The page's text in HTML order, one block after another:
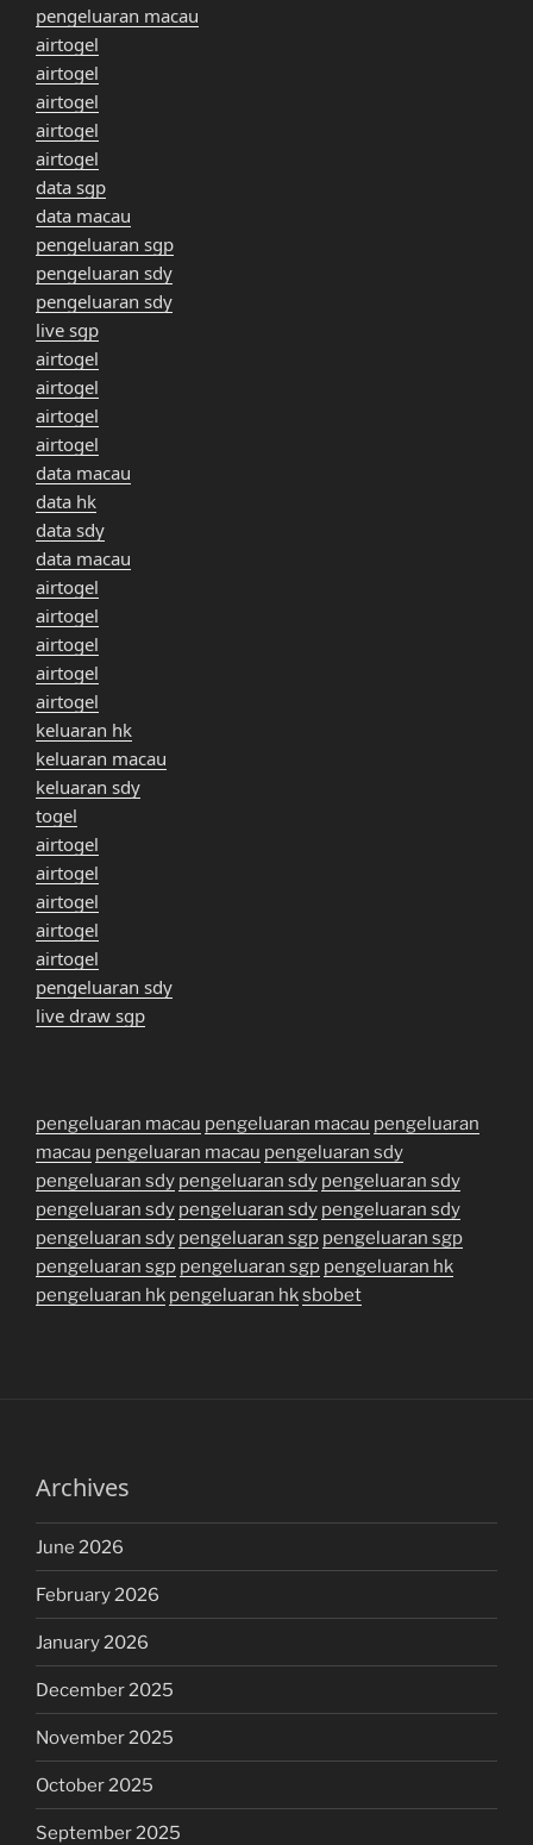
pengeluaran macau
airtogel
airtogel
airtogel
airtogel
airtogel
data sgp
data macau
pengeluaran sgp
pengeluaran sdy
pengeluaran sdy
live sgp
airtogel
airtogel
airtogel
airtogel
data macau
data hk
data sdy
data macau
airtogel
airtogel
airtogel
airtogel
airtogel
keluaran hk
keluaran macau
keluaran sdy
togel
airtogel
airtogel
airtogel
airtogel
airtogel
pengeluaran sdy
live draw sgp
pengeluaran macau pengeluaran macau pengeluaran
macau pengeluaran macau pengeluaran sdy
pengeluaran sdy pengeluaran sdy pengeluaran sdy
pengeluaran sdy pengeluaran sdy pengeluaran sdy
pengeluaran sdy pengeluaran sgp pengeluaran sgp
pengeluaran sgp pengeluaran sgp pengeluaran hk
pengeluaran hk pengeluaran hksbobet
Archives
June 2026
February 2026
January 2026
December 2025
November 2025
October 2025
September 2025